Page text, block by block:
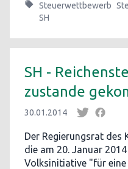
Steuerwettbewerb
SH
SH -
zustande
30.01.2014
Der Regierungsrat des
die am 20. Januar
Volksinitiative "für eine